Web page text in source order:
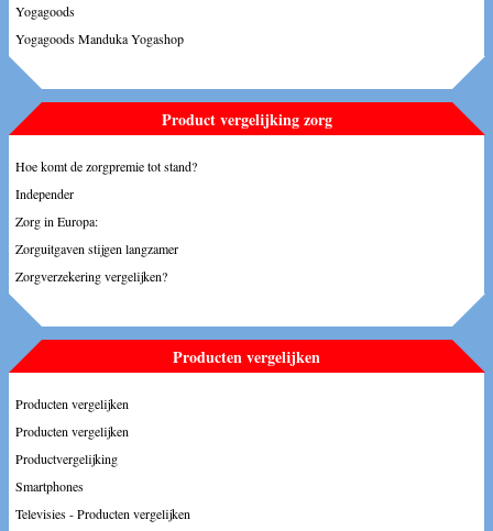
Yogagoods
Yogagoods Manduka Yogashop
Product vergelijking zorg
Hoe komt de zorgpremie tot stand?
Independer
Zorg in Europa:
Zorguitgaven stijgen langzamer
Zorgverzekering vergelijken?
Producten vergelijken
Producten vergelijken
Producten vergelijken
Productvergelijking
Smartphones
Televisies - Producten vergelijken